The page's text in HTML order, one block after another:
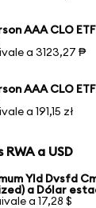
AAA CLO
a 3123,27 ₱
AAA CLO
a 191,15 zł
a USD
Yld Dvsfd
a Dólar
a 17,28 $